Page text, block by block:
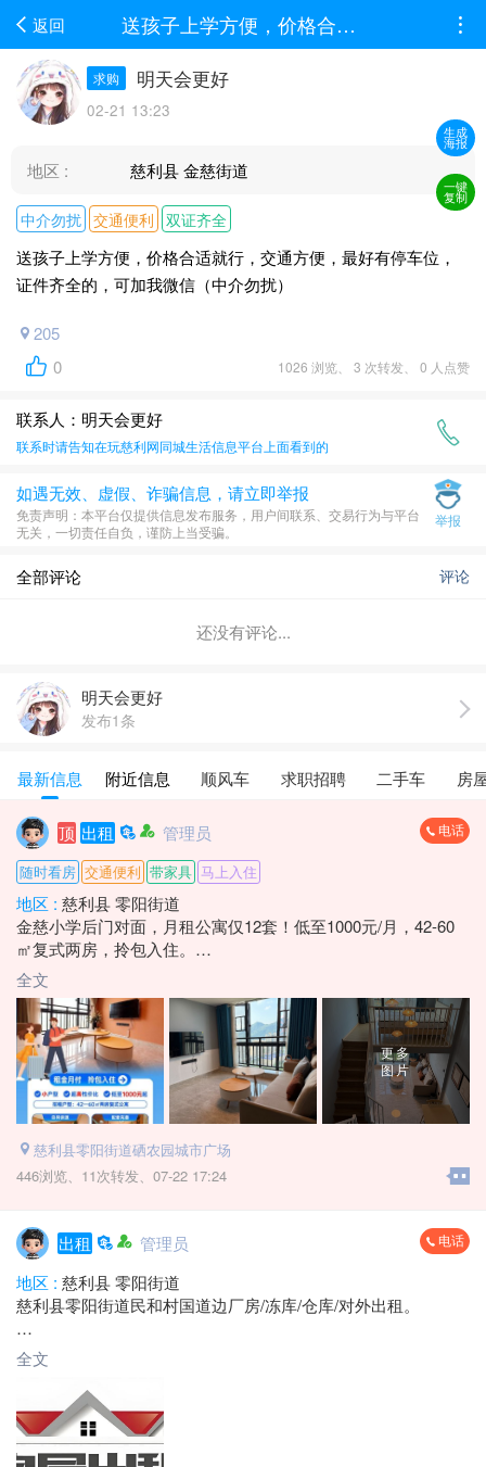
生成
海报
一键
复制
返回 送孩子上学方便，价格合适就行，交通方便，最好有停车位，证件齐全的，可加我微信（中...
求购 明天会更好
02-21 13:23
地区 : 慈利县 金慈街道
中介勿扰 交通便利 双证齐全
送孩子上学方便，价格合适就行，交通方便，最好有停车位，
证件齐全的，可加我微信（中介勿扰）
205
0
1026 浏览、 3 次转发、 0 人点赞
联系人：明天会更好
联系时请告知在玩慈利网同城生活信息平台 上面看到的
如遇无效、虚假、诈骗信息，请立即举报
​免责声明​​：本平台仅提供信息发布服务，用户间联系、交易行为与平台
无关，一切责任自负，谨防上当受骗。
举报
全部评论 评论
还没有评论...
明天会更好
发布1条
最新信息 附近信息 顺风车 求职招聘 二手车 房
顶 出租 管理员 电话
随时看房 交通便利 带家具 马上入住
地区 : 慈利县 零阳街道
金慈小学后门对面，月租公寓仅12套！低至1000元/月，42-60
㎡复式两房，拎包入住。
手慢无☎️：*****8836 莫女士
全文
更多
图片
慈利县零阳街道硒农园城市广场
446浏览、 11次转发、 07-22 17:24
出租 管理员 电话
地区 : 慈利县 零阳街道
慈利县零阳街道民和村国道边厂房/冻库/仓库/对外出租。
可租资源：
★标准工业厂房
★大型专业冻库
★大型配套仓库
厂房 冻库 仓库 对外出租
全文